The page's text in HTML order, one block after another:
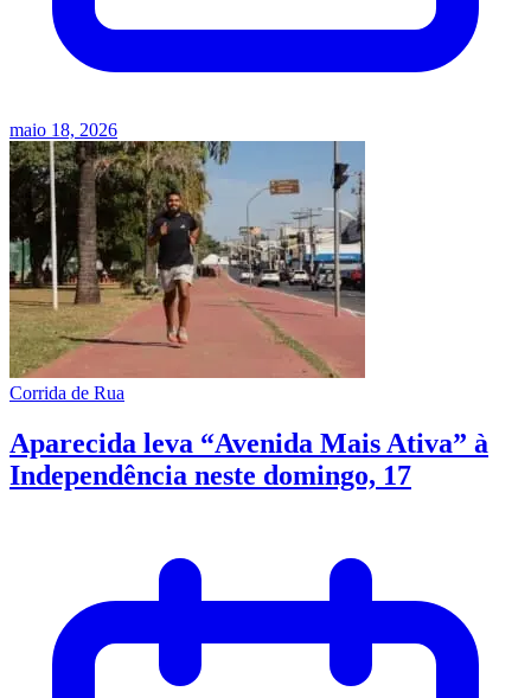
maio 18, 2026
Corrida de Rua
Aparecida leva “Avenida Mais Ativa” à
Independência neste domingo, 17